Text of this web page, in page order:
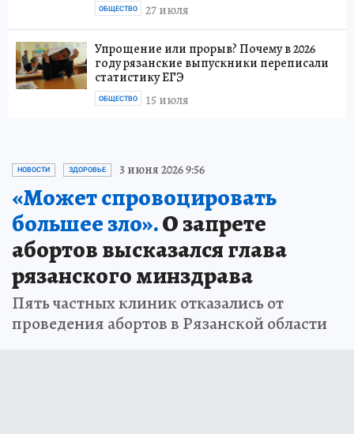
27 июля
ОБЩЕСТВО
Упрощение или прорыв? Почему в 2026
году рязанские выпускники переписали
статистику ЕГЭ
15 июля
ОБЩЕСТВО
НОВОСТИ ЗДОРОВЬЕ 3 июня 2026 9:56
«Может спровоцировать
большее зло».О запрете
абортов высказался глава
рязанского минздрава
Пять частных клиник отказались от
проведения абортов в Рязанской области